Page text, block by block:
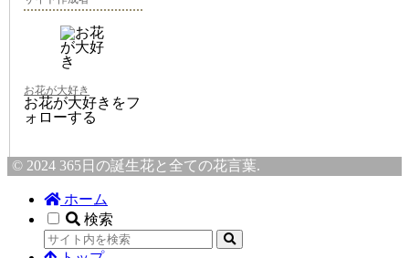
お花が大好き
お花が大好きをフ
ォローする
© 2024 365日の誕生花と全ての花言葉.
ホーム
検索